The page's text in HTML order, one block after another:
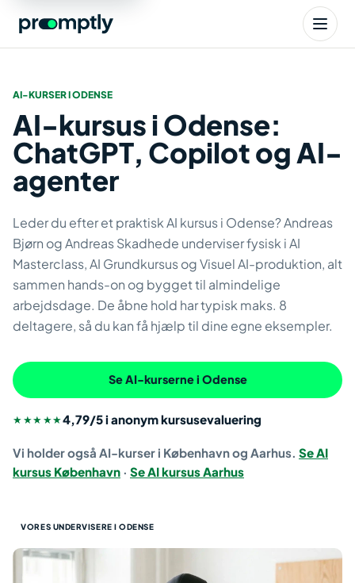
AI-KURSER I ODENSE
AI-kursus i Odense:
ChatGPT, Copilot og AI-
agenter
Leder du efter et praktisk AI kursus i Odense? Andreas
Bjørn og Andreas Skadhede underviser fysisk i AI
Masterclass, AI Grundkursus og Visuel AI-produktion, alt
sammen hands-on og bygget til almindelige
arbejdsdage. De åbne hold har typisk maks. 8
deltagere, så du kan få hjælp til dine egne eksempler.
Se AI-kurserne i Odense
★★★★★4,79/5 i anonym kursusevaluering
Vi holder også AI-kurser i København og Aarhus. Se AI
kursus København · Se AI kursus Aarhus
VORES UNDERVISERE I ODENSE